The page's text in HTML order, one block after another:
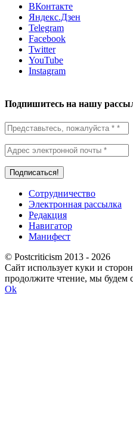
ВКонтакте
Яндекс.Дзен
Telegram
Facebook
Twitter
YouTube
Instagram
Подпишитесь на нашу
Сотрудничество
Электронная рассылка
Редакция
Навигатор
Манифест
© Postcriticism 2013 - 2026
Сайт использует куки и
продолжите чтение, мы будем
Ok